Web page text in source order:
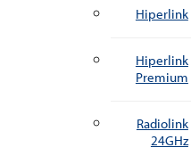
Hiperlink
Hiperlink
Premium
Radiolink
24GHz